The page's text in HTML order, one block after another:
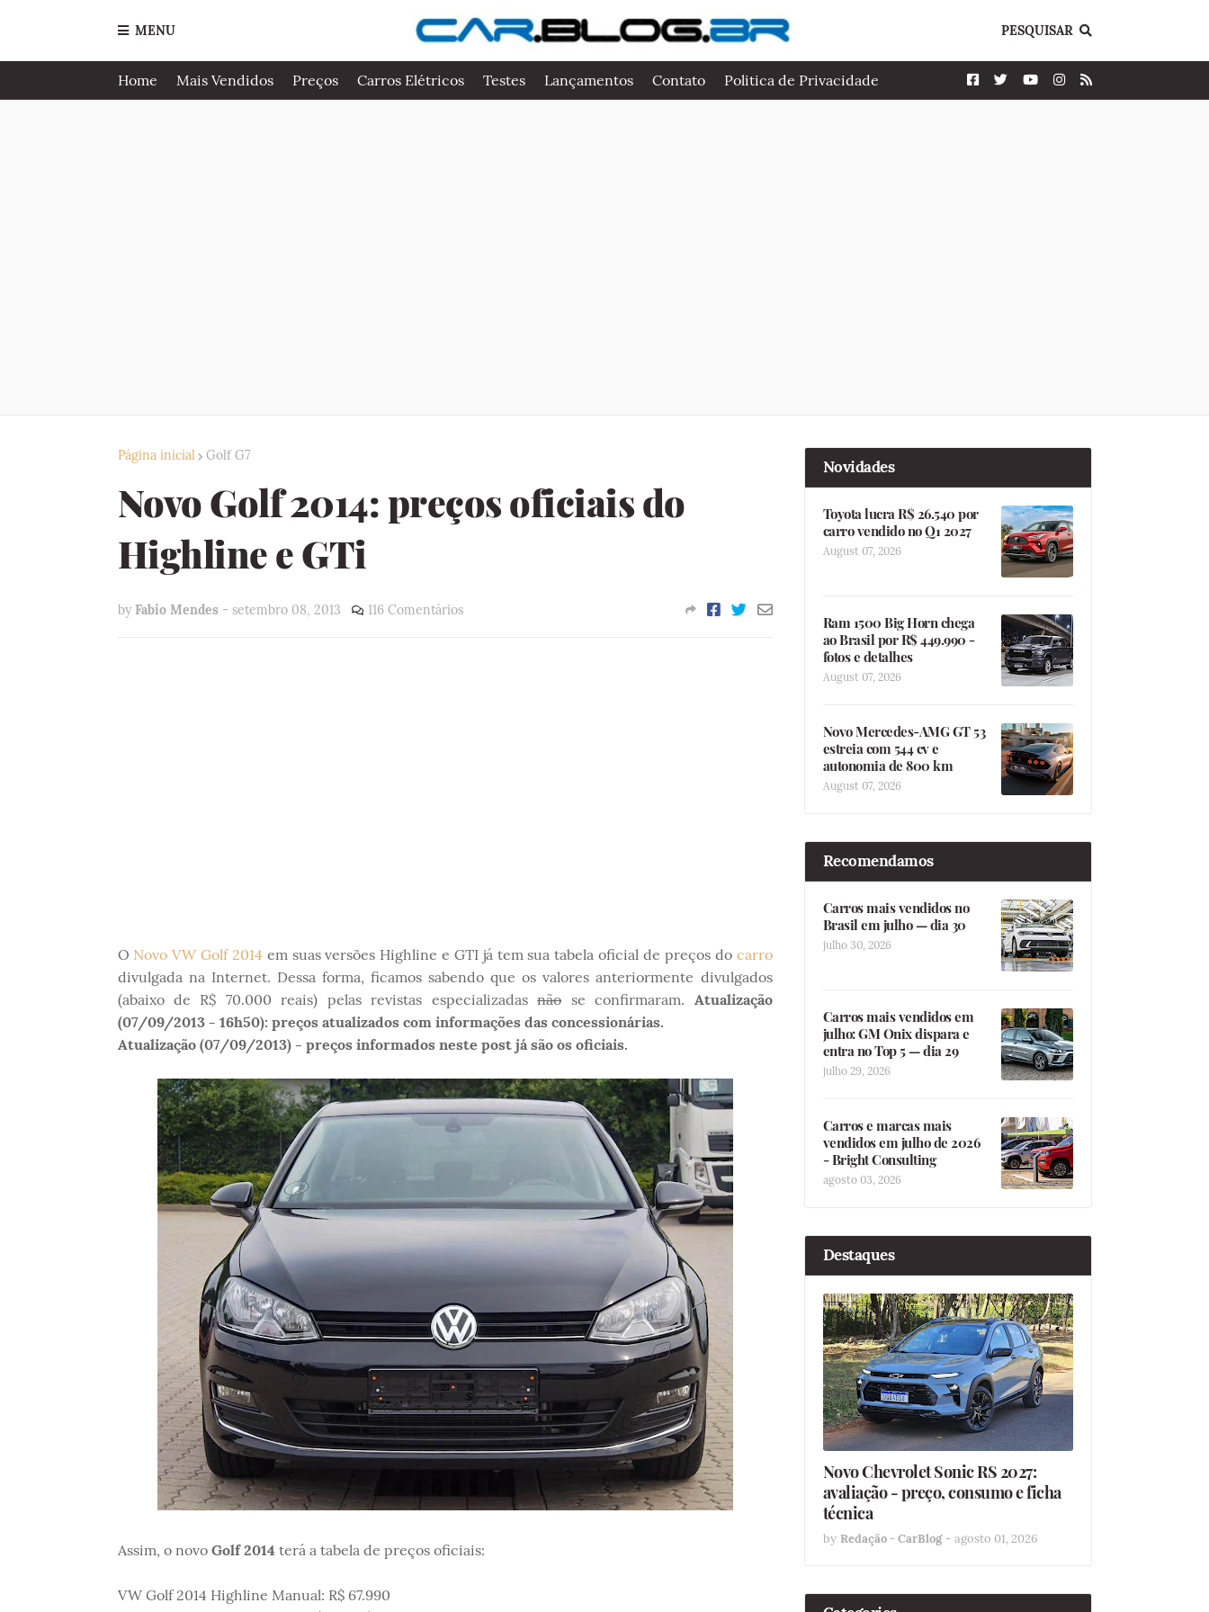
MENU PESQUISAR
Home Mais Vendidos Preços Carros Elétricos Testes Lançamentos Contato Politica de Privacidade
Página inicial Golf G7
Novo Golf 2014: preços oficiais do
Highline e GTi
by Fabio Mendes - setembro 08, 2013 116 Comentários
O Novo VW Golf 2014 em suas versões Highline e GTI já tem sua tabela oficial de preços do carro
divulgada na Internet. Dessa forma, ficamos sabendo que os valores anteriormente divulgados
(abaixo de R$ 70.000 reais) pelas revistas especializadasnão se confirmaram. Atualização
(07/09/2013 - 16h50): preços atualizados com informações das concessionárias.
Atualização (07/09/2013) - preços informados neste post já são os oficiais.
Assim, o novo Golf 2014terá a tabela de preços oficiais:
VW Golf 2014 Highline Manual: R$ 67.990
Novidades
Toyota lucra R$ 26.540 por
carro vendido no Q1 2027
August 07, 2026
Ram 1500 Big Horn chega
ao Brasil por R$ 449.990 -
fotos e detalhes
August 07, 2026
Novo Mercedes-AMG GT 53
estreia com 544 cv e
autonomia de 800 km
August 07, 2026
Recomendamos
Carros mais vendidos no
Brasil em julho — dia 30
julho 30, 2026
Carros mais vendidos em
julho: GM Onix dispara e
entra no Top 5 — dia 29
julho 29, 2026
Carros e marcas mais
vendidos em julho de 2026
- Bright Consulting
agosto 03, 2026
Destaques
Novo Chevrolet Sonic RS 2027:
avaliação - preço, consumo e ficha
técnica
by Redação - CarBlog - agosto 01, 2026